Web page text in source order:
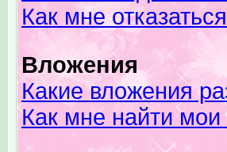
Как мне
Вложения
Какие вложения
Как мне найти